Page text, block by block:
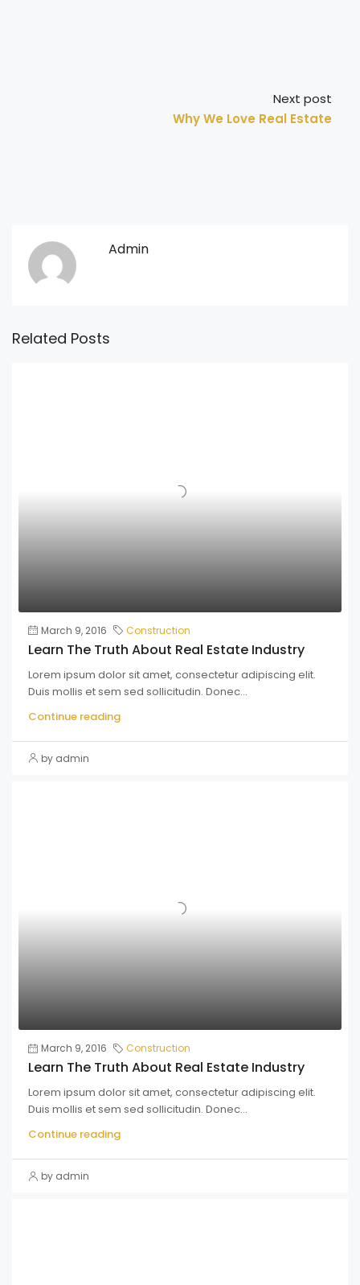
Next post
Why We Love Real Estate
Admin
Related Posts
March 9, 2016 Construction
Learn The Truth About Real Estate Industry
Lorem ipsum dolor sit amet, consectetur adipiscing elit.
Duis mollis et sem sed sollicitudin. Donec...
Continue reading
by admin
March 9, 2016 Construction
Learn The Truth About Real Estate Industry
Lorem ipsum dolor sit amet, consectetur adipiscing elit.
Duis mollis et sem sed sollicitudin. Donec...
Continue reading
by admin